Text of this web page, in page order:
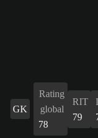
GK
Rating
global
78
RIT
79